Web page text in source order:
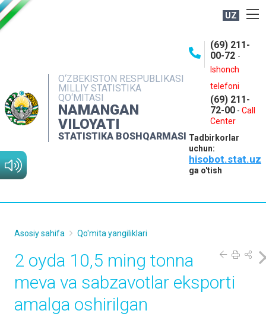
UZ
O‘ZBEKISTON RESPUBLIKASI
MILLIY STATISTIKA
QO‘MITASI
NAMANGAN
VILOYATI
STATISTIKA BOSHQARMASI
(69) 211-
00-72 -
Ishonch
telefoni
(69) 211-
72-00 - Call
Center
Tadbirkorlar
uchun:
hisobot.stat.uz
ga o'tish
NASHRLAR
INTERAKTIV XIZMATLAR
MATBUOT XIZMATI
MUROJAATLAR
Asosiy sahifa Qo'mita yangiliklari
2 oyda 10,5 ming tonna
meva va sabzavotlar eksporti
amalga oshirilgan